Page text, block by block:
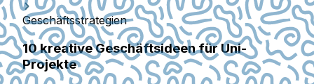
Geschäftsstrategien
10 kreative Geschäftsideen für Uni-
Projekte